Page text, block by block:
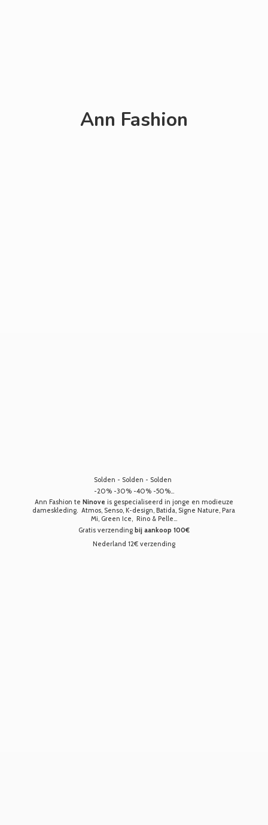
Ann Fashion
Solden - Solden - Solden
-20% -30% -40% -50%...
Ann Fashion te Ninove is gespecialiseerd in jonge en modieuze
dameskleding. Atmos, Senso, K-design, Batida, Signe Nature, Para
Mi, Green Ice, Rino & Pelle...
Gratis verzending bij aankoop 100€
Nederland 12€ verzending